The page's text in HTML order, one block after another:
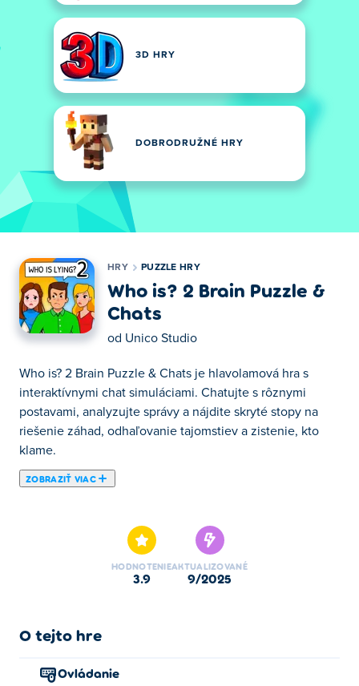
3D HRY
DOBRODRUŽNÉ HRY
HRY PUZZLE HRY
Who is? 2 Brain Puzzle &
Chats
od Unico Studio
Who is? 2 Brain Puzzle & Chats je hlavolamová hra s
interaktívnymi chat simuláciami. Chatujte s rôznymi
postavami, analyzujte správy a nájdite skryté stopy na
riešenie záhad, odhaľovanie tajomstiev a zistenie, kto
klame.
ZOBRAZIŤ VIAC
postavami. Ako pokračovanie zábavnej hádankovej hry
Kto je? , tentoraz Kto je? 2 ponúka viac ako stovku
náročných scenárov. Ak chcete uspieť, musíte klásť
vyriešenie všetkých otázok musíte tiež myslieť po
stopy a rozlúštili hádanky? Je to vaša hra!
HODNOTENIE
3.9
AKTUALIZOVANÉ
9/2025
O tejto hre
Ovládanie